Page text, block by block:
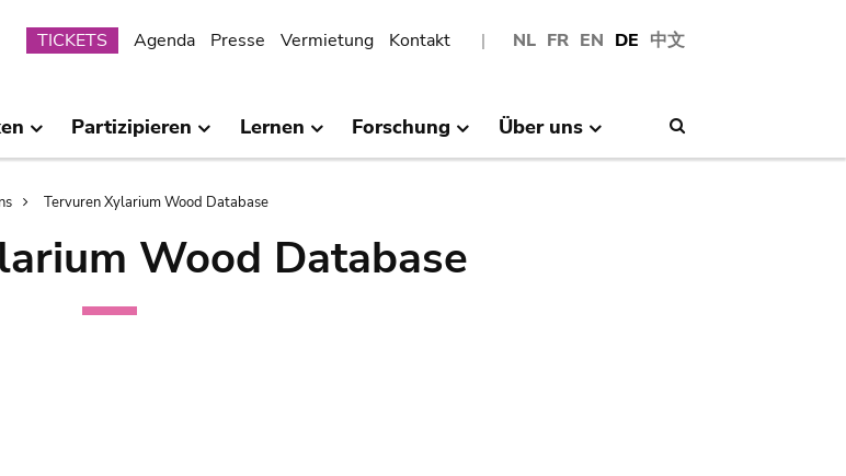
NL FR EN DE 中文
Submenu
TICKETS Agenda Presse Vermietung Kontakt
Partizipieren Lernen Forschung Über uns
Tervuren Xylarium Wood Database
Wood Database